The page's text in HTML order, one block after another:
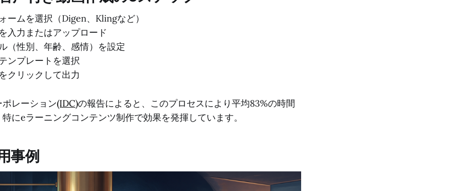
ームを選択（Digen、Klingなど）
入力またはアップロード
（性別、年齢、感情）を設定
ンプレートを選択
クリックして出力
レーション(IDC)の報告によると、このプロセスにより平均83%の時間
にeラーニングコンテンツ制作で効果を発揮しています。
事例